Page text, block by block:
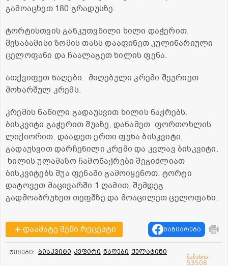
გამოაცხეთ 180 გრადუსზე.
ტორტისთვის განკუთვნილი ხილი დაჭერით.
შესაბამისი ზომის თასს დააფინეთ კულინარიული
ცელოფანი და ჩაალაგეთ ხილის ფენა.
ათქვიფეთ ნაღები. მიღებული კრემი შეურიეთ
მოხარშულ კრემს.
კრემის ნაწილი გადაუსვით ხილის ნაჭრებს.
ბისკვიტი გაჭერით შუაზე, დანამეთ ფორთოხლის
ლიქიორით. დაადეთ ერთი ფენა ბისკვიტი,
გადაუსვით დარჩენილი კრემი და კვლავ ბისკვიტი.
ხილის ულამაზო ჩამონაჭრები შეგიძლიათ
ბისკვიტებს შუა ფენაში გამოიყენოთ. ტორტი
დატოვეთ მაცივარში 1 ღამით, შემდეგ
გადმოაბრუნეთ თეფშზე და მოაცილეთ ცელოფანი.
დაამატე შენი რეცეპტი გაზიარება
ტეგები: ბისკვიტი კეფირი ნაღები ჟელატინი
ნანახია:
53508